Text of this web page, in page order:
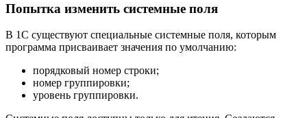
Попытка изменить системные поля
В 1С существуют специальные системные поля, которым
программа присваивает значения по умолчанию:
порядковый номер строки;
номер группировки;
уровень группировки.